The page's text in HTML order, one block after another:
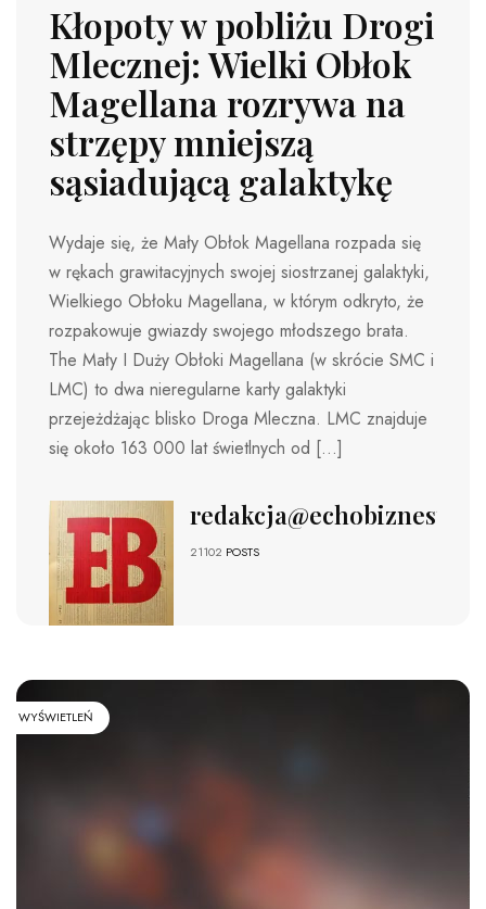
Kłopoty w pobliżu Drogi
Mlecznej: Wielki Obłok
Magellana rozrywa na
strzępy mniejszą
sąsiadującą galaktykę
Wydaje się, że Mały Obłok Magellana rozpada się
w rękach grawitacyjnych swojej siostrzanej galaktyki,
Wielkiego Obłoku Magellana, w którym odkryto, że
rozpakowuje gwiazdy swojego młodszego brata.
The Mały I Duży Obłoki Magellana (w skrócie SMC i
LMC) to dwa nieregularne karły galaktyki
przejeżdżając blisko Droga Mleczna. LMC znajduje
się około 163 000 lat świetlnych od […]
redakcja@echobiznesu.pl
21102 POSTS
WYŚWIETLEŃ